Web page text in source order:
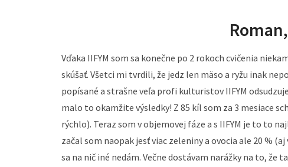
Roman,
Vďaka IIFYM som sa konečne po 2 rokoch cvičenia
skúšať. Všetci mi tvrdili, že jedz len mäso a ryžu inak
popísané a strašne veľa profi kulturistov IIFYM
malo to okamžite výsledky! Z 85 kíl som za 3 mesiace
rýchlo). Teraz som v objemovej fáze a s IIFYM je to to
začal som naopak jesť viac zeleniny a ovocia ale 20 %
sa na nič iné nedám. Večne dostávam narážky na to, že